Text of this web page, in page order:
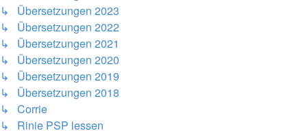
↳ Übersetzungen 2023
↳ Übersetzungen 2022
↳ Übersetzungen 2021
↳ Übersetzungen 2020
↳ Übersetzungen 2019
↳ Übersetzungen 2018
↳ Corrie
↳ Rinie PSP lessen